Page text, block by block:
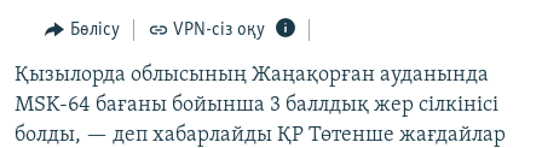
Navigation
Skip
to
Search
АДАМ ҚҰҚЫҚТАРЫ
ӘЛЕУМЕТ
ӘЛЕМ
Бөлісу VPN-сіз оқу
Қызылорда облысының Жаңақорған ауданында
MSK-64 бағаны бойынша 3 баллдық жер сілкінісі
болды, — деп хабарлайды ҚР Төтенше жағдайлар